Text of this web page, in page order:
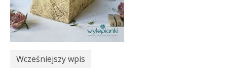
Wcześniejszy wpis